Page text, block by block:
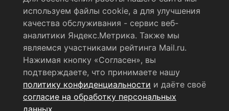
Политика конфиденциальности
Согласие на обработку персональных данных
RSS-лента
© 2004 - 2026 Сетевое издание Щёлковское ТВ.
Свидетельство о регистрации СМИ
используем файлы cookie, а для улучшения
качества обслуживания - сервис веб-
аналитики Яндекс.Метрика. Также мы
являемся участниками рейтинга Mail.ru.
Нажимая кнопку «Согласен», вы
подтверждаете, что принимаете нашу
политику конфиденциальности и даёте своё
согласие на обработку персональных
данных